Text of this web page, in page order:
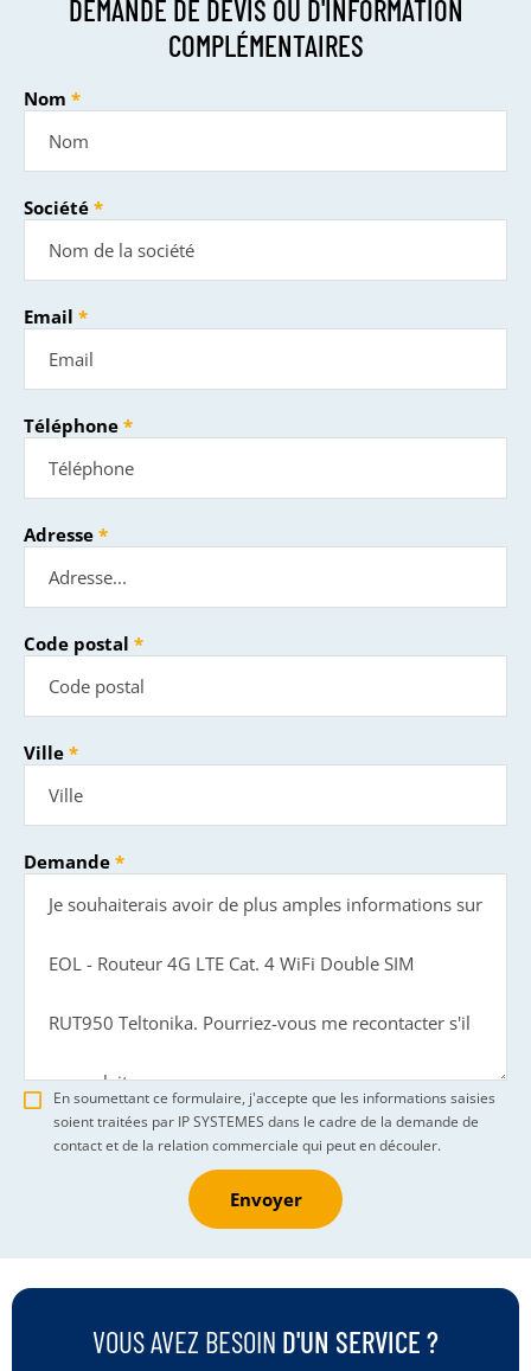
DEMANDE DE DEVIS OU D'INFORMATION
COMPLÉMENTAIRES
Nom
Société
Email
Téléphone
Adresse
Code postal
Ville
Demande
En soumettant ce formulaire, j'accepte que les informations saisies
soient traitées par IP SYSTEMES dans le cadre de la demande de
contact et de la relation commerciale qui peut en découler.
Envoyer
VOUS AVEZ BESOIN D'UN SERVICE ?